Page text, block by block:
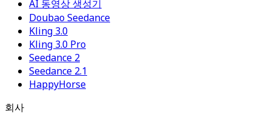
AI 동영상 생성기
Doubao Seedance
Kling 3.0
Kling 3.0 Pro
Seedance 2
Seedance 2.1
HappyHorse
회사